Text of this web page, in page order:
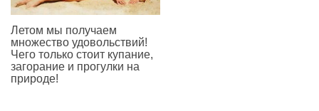
Летом мы получаем
множество удовольствий!
Чего только стоит купание,
загорание и прогулки на
природе!